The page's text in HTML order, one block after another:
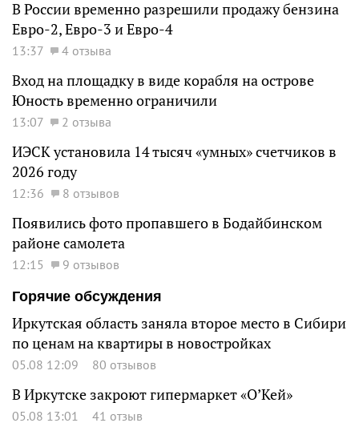
В России временно разрешили продажу бензина
Евро-2, Евро-3 и Евро-4
13:37 4 отзыва
Вход на площадку в виде корабля на острове
Юность временно ограничили
13:07 2 отзыва
ИЭСК установила 14 тысяч «умных» счетчиков в
2026 году
12:36 8 отзывов
Появились фото пропавшего в Бодайбинском
районе самолета
12:15
9 отзывов
Горячие обсуждения
Иркутская область заняла второе место в Сибири
по ценам на квартиры в новостройках
05.08 12:09 80 отзывов
В Иркутске закроют гипермаркет «О’Кей»
05.08 13:01 41 отзыв